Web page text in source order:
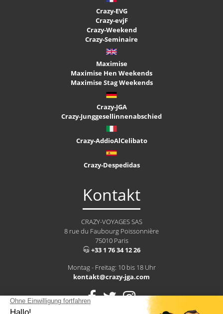
Crazy-EVG
Crazy-evjF
Crazy-Weekend
Crazy-Seminaire
Maximise
Maximise Hen Weekends
Maximise Stag Weekends
Crazy-JGA
Crazy-Junggesellinnenabschied
Crazy-AddioAlCelibato
Crazy-Despedidas
Kontakt
CRAZY-VOYAGES SAS
8 rue du Faubourg Poissonnière
75010 Paris
+33 1 76 34 12 26
Montag - Freitag: 10 bis 18 Uhr
kontakt@crazy-jga.com